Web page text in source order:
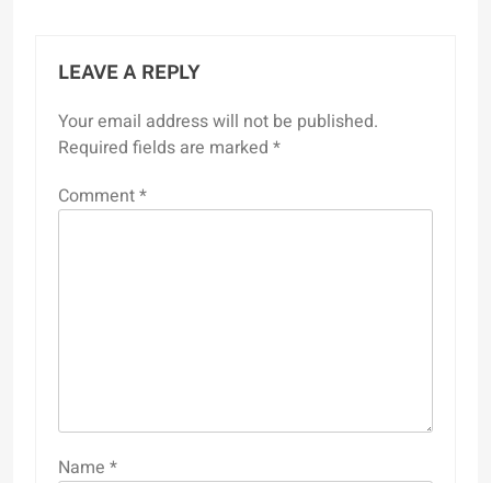
LEAVE A REPLY
Your email address will not be published.
Required fields are marked *
Comment*
Name *